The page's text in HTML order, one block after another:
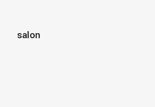
salon